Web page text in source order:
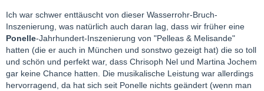
Ich war schwer enttäuscht von dieser Wasserrohr-Bruch-
Inszenierung, was natürlich auch daran lag, dass wir früher eine
Ponelle-Jahrhundert-Inszenierung von "Pelleas & Melisande"
hatten (die er auch in München und sonstwo gezeigt hat) die so toll
und schön und perfekt war, dass Chrisoph Nel und Martina Jochem
gar keine Chance hatten. Die musikalische Leistung war allerdings
hervorragend, da hat sich seit Ponelle nichts geändert (wenn man